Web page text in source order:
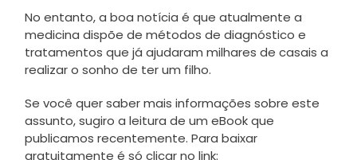
No entanto, a boa notícia é que atualmente a
medicina dispõe de métodos de diagnóstico e
tratamentos que já ajudaram milhares de casais a
realizar o sonho de ter um filho.
Se você quer saber mais informações sobre este
assunto, sugiro a leitura de um eBook que
publicamos recentemente. Para baixar
gratuitamente é só clicar no link: